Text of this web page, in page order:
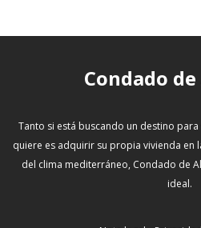
Condado
Tanto si está buscando un destino
quiere es adquirir su propia vivienda en
del clima mediterráneo, Condado de
ideal.